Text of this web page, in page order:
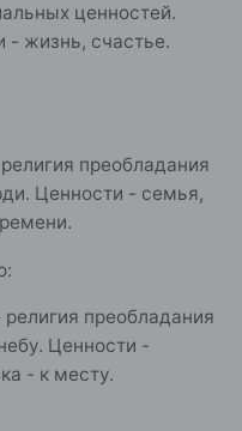
ценностей.
- жизнь, счастье.
преобладания
Ценности - семья,
преобладания
Ценности -
- к месту.